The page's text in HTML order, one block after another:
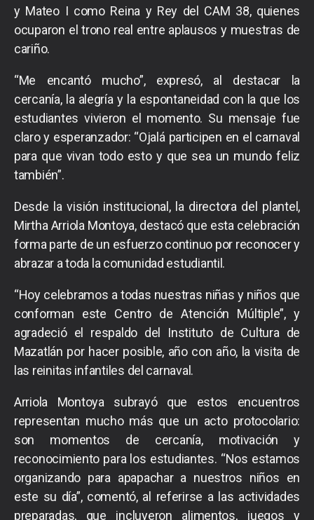
y Mateo I como Reina y Rey del CAM 38, quienes
ocuparon el trono real entre aplausos y muestras de
cariño.
“Me encantó mucho”, expresó, al destacar la
cercanía, la alegría y la espontaneidad con la que los
estudiantes vivieron el momento. Su mensaje fue
claro y esperanzador: “Ojalá participen en el carnaval
para que vivan todo esto y que sea un mundo feliz
también”.
Desde la visión institucional, la directora del plantel,
Mirtha Arriola Montoya, destacó que esta celebración
forma parte de un esfuerzo continuo por reconocer y
abrazar a toda la comunidad estudiantil.
“Hoy celebramos a todas nuestras niñas y niños que
conforman este Centro de Atención Múltiple”, y
agradeció el respaldo del Instituto de Cultura de
Mazatlán por hacer posible, año con año, la visita de
las reinitas infantiles del carnaval.
Arriola Montoya subrayó que estos encuentros
representan mucho más que un acto protocolario:
son momentos de cercanía, motivación y
reconocimiento para los estudiantes. “Nos estamos
organizando para apapachar a nuestros niños en
este su día”, comentó, al referirse a las actividades
preparadas, que incluyeron alimentos, juegos y